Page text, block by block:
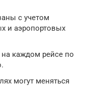
с учетом
и аэропортовых
каждом рейсе по
могут меняться